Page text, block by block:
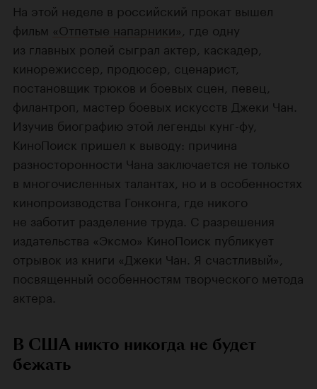
На этой неделе в российский прокат вышел
фильм «Отпетые напарники» , где одну
из главных ролей сыграл актер, каскадер,
кинорежиссер, продюсер, сценарист,
постановщик трюков и боевых сцен, певец,
филантроп, мастер боевых искусств Джеки Чан.
Изучив биографию этой легенды кунг-фу,
КиноПоиск пришел к выводу: причина
разносторонности Чана заключается не только
в многочисленных талантах, но и в особенностях
кинопроизводства Гонконга, где никого
не заботит разделение труда. С разрешения
издательства «Эксмо» КиноПоиск публикует
отрывок из книги «Джеки Чан. Я счастливый»,
посвященный особенностям творческого метода
актера.
В США никто никогда не будет
бежать